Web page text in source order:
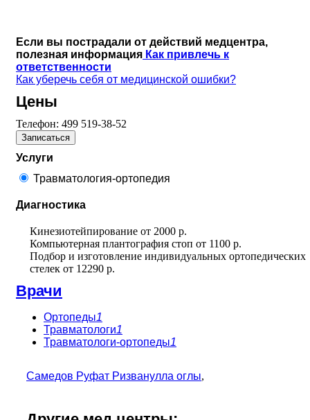
Если вы пострадали от действий медцентра,
полезная информация Как привлечь к
ответственности
Как уберечь себя от медицинской ошибки?
Цены
Телефон: 499 519-38-52
Записаться
Услуги
Травматология-ортопедия
Диагностика
Кинезиотейпирование от 2000 р.
Компьютерная плантография стоп от 1100 р.
Подбор и изготовление индивидуальных ортопедических
стелек от 12290 р.
Врачи
Ортопеды1
Травматологи1
Травматологи-ортопеды1
Самедов Руфат Ризванулла оглы,